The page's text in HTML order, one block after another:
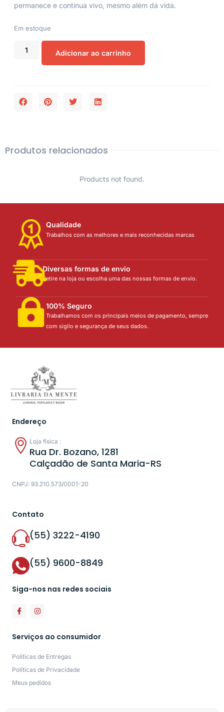
permanece e continua vivo, mesmo além da vida.
Em estoque
Adicionar ao carrinho
Produtos relacionados
Products not found.
Qualidade
Trabalhos com as melhores e mais reconhecidas marcas
Diversas formas de envio
Retire na loja ou escolha uma das nossas formas de envio.
100% Seguro
Trabalhamos com os principais meios de pagamento, sempre
com sigilo e segurança de seus dados.
Endereço
Loja física :
Rua Dr. Bozano, 1281
Calçadão de Santa Maria-RS
CNPJ: 93.210.573/0001-20
Contato
(55) 3222-4190
(55) 9600-8849
Siga-nos nas redes sociais
Serviços ao consumidor
Políticas de Entregas
Políticas de Privacidade
Meus pedidos